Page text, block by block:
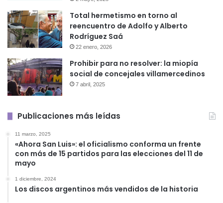
Total hermetismo en torno al
reencuentro de Adolfo y Alberto
Rodríguez Saá
22 enero, 2026
Prohibir para no resolver: la miopía
social de concejales villamercedinos
7 abril, 2025
Publicaciones más leídas
11 marzo, 2025
«Ahora San Luis»: el oficialismo conforma un frente
con más de 15 partidos para las elecciones del 11 de
mayo
1 diciembre, 2024
Los discos argentinos más vendidos de la historia